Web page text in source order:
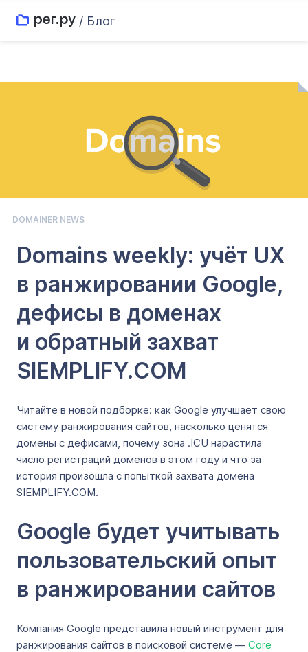
/ Блог
DOMAINER NEWS
Domains weekly: учёт UX
в ранжировании Google,
дефисы в доменах
и обратный захват
SIEMPLIFY.COM
Читайте в новой подборке: как Google улучшает свою
систему ранжирования сайтов, насколько ценятся
домены с дефисами, почему зона .ICU нарастила
число регистраций доменов в этом году и что за
история произошла с попыткой захвата домена
SIEMPLIFY.COM.
Google будет учитывать
пользовательский опыт
в ранжировании сайтов
Компания Google представила новый инструмент для
ранжирования сайтов в поисковой системе — Core